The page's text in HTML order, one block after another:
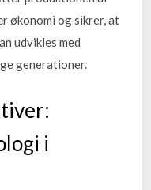
økonomi og sikrer, at
udvikles med
generationer.
i